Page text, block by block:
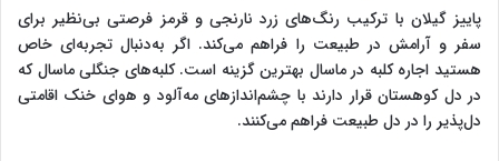
پاییز گیلان با ترکیب رنگ‌های زرد نارنجی و قرمز فرصتی بی‌نظیر برای
سفر و آرامش در طبیعت را فراهم می‌کند. اگر به‌دنبال تجربه‌ای خاص
هستید اجاره کلبه در ماسال بهترین گزینه است. کلبه‌های جنگلی ماسال که
در دل کوهستان قرار دارند با چشم‌اندازهای مه‌آلود و هوای خنک اقامتی
دل‌پذیر را در دل طبیعت فراهم می‌کنند.